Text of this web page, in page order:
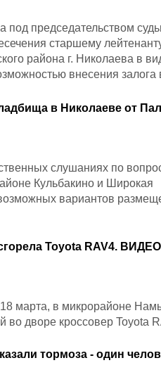
под председательством
старшему
района г. Николаева в
внесения залога
в Николаеве от
слушаниях по
Кульбакино и Широкая
вариантов
Toyota RAV4. ВИДЕО
18 марта, в микрорайоне
во дворе кроссовер Toyota
тормоза - один